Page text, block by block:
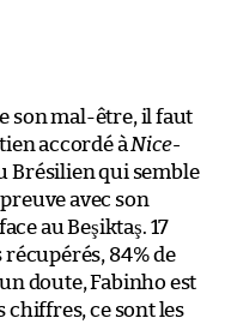
son mal-être, il faut
accordé à Nice-
Brésilien qui semble
avec son
au Beşiktaş. 17
récupérés, 84% de
doute, Fabinho est
chiffres, ce sont les